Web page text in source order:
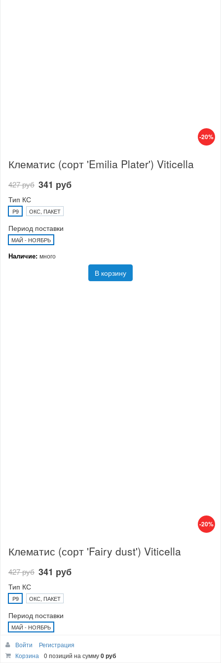
-20%
Клематис (сорт 'Emilia Plater') Viticella
427 руб 341 руб
Тип КС
P9 ОКС, ПАКЕТ
Период поставки
МАЙ - НОЯБРЬ
Наличие: много
В корзину
-20%
Клематис (сорт 'Fairy dust') Viticella
427 руб 341 руб
Тип КС
P9 ОКС, ПАКЕТ
Период поставки
МАЙ - НОЯБРЬ
Наличие: много
В корзину
Войти
Регистрация
Корзина
0 позиций на сумму0 руб